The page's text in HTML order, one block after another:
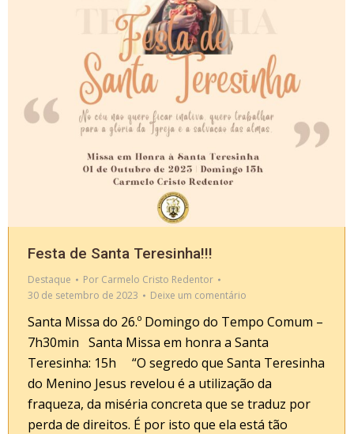
Festa de Santa Teresinha!!!
Destaque Por Carmelo Cristo Redentor
30 de setembro de 2023
Deixe um comentário
Santa Missa do 26.º Domingo do Tempo Comum –
7h30min Santa Missa em honra a Santa
Teresinha: 15h “O segredo que Santa Teresinha
do Menino Jesus revelou é a utilização da
fraqueza, da miséria concreta que se traduz por
perda de direitos. É por isto que ela está tão